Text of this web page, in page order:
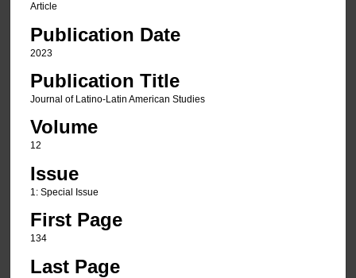
Article
Publication Date
2023
Publication Title
Journal of Latino-Latin American Studies
Volume
12
Issue
1: Special Issue
First Page
134
Last Page